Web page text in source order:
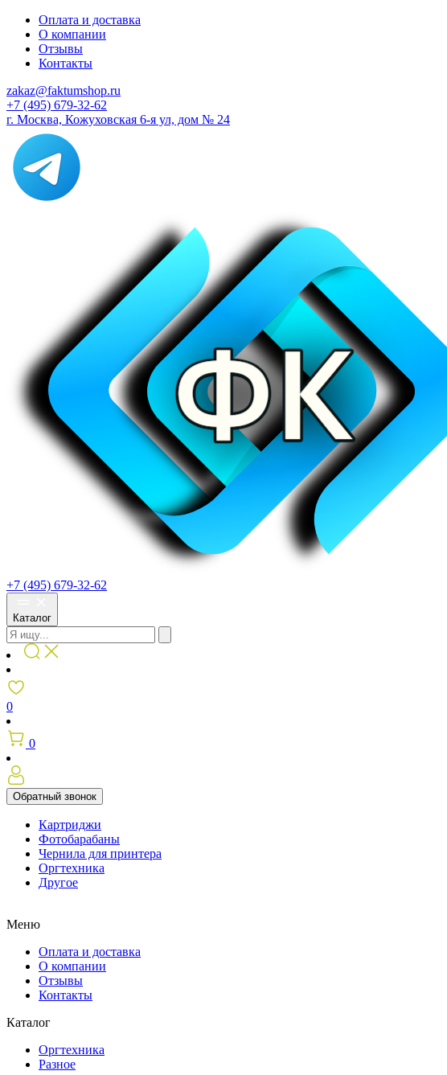
Оплата и доставка
О компании
Отзывы
Контакты
zakaz@faktumshop.ru
+7 (495) 679-32-62
г. Москва, Кожуховская 6-я ул, дом № 24
+7 (495) 679-32-62
Каталог
0
0
Обратный звонок
Картриджи
Фотобарабаны
Чернила для принтера
Оргтехника
Другое
Меню
Оплата и доставка
О компании
Отзывы
Контакты
Каталог
Оргтехника
Разное